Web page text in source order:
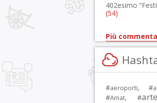
402esimo
(54)
Più
#aeroporti, #
#Amat, #arte